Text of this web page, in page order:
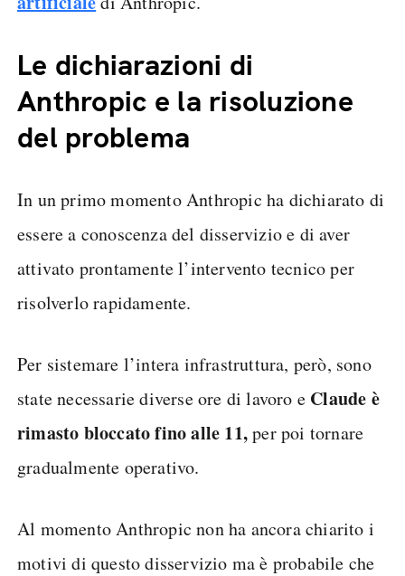
Le dichiarazioni di
Anthropic e la risoluzione
del problema
In un primo momento Anthropic ha dichiarato di
essere a conoscenza del disservizio e di aver
attivato prontamente l’intervento tecnico per
risolverlo rapidamente.
Per sistemare l’intera infrastruttura, però, sono
state necessarie diverse ore di lavoro e Claude è
rimasto bloccato fino alle 11,per poi tornare
gradualmente operativo.
Al momento Anthropic non ha ancora chiarito i
motivi di questo disservizio ma è probabile che